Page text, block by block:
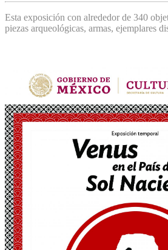
Esta exposición con alrededor de 340
piezas arqueológicas, armas, ejemplares